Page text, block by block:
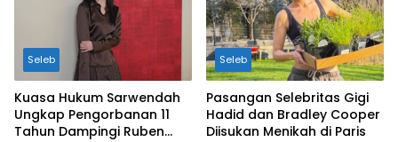
Seleb
Kuasa Hukum Sarwendah
Ungkap Pengorbanan 11
Tahun Dampingi Ruben
Seleb
Pasangan Selebritas Gigi
Hadid dan Bradley Cooper
Diisukan Menikah di Paris